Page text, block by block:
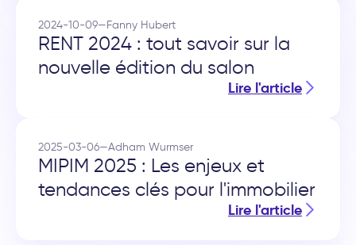
2024-10-09—Fanny Hubert
RENT 2024 : tout savoir sur la
nouvelle édition du salon
Lire l'article
2025-03-06—Adham Wurmser
MIPIM 2025 : Les enjeux et
tendances clés pour l'immobilier
Lire l'article